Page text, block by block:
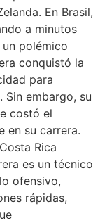
En Brasil,
a minutos
polémico
conquistó la
para
embargo, su
costó el
en su carrera.
Rica
es un técnico
ofensivo,
rápidas,